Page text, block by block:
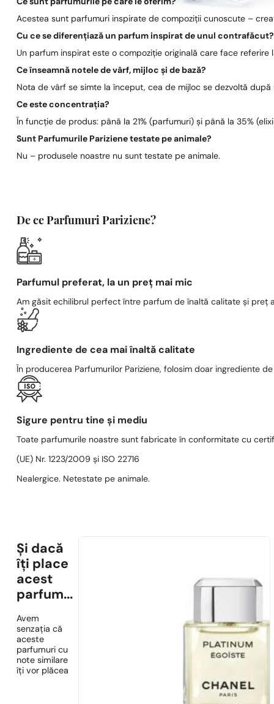
Ce sunt parfumurile pe care le oferim?
Acestea sunt parfumuri inspirate de compoziții cunoscute –
Cu ce se diferențiază un parfum inspirat de unul contrafăcut?
Un parfum inspirat este o compoziție originală care face
Ce înseamnă notele de vârf, mijloc și de bază?
Nota de vârf se simte la început, cea de mijloc se dezvoltă
Ce este concentrația?
În funcție de produs: până la 21% (parfumuri) și până la 35%
Sunt Parfumurile Pariziene testate pe animale?
Nu – produsele noastre nu sunt testate pe animale.
De ce Parfumuri Pariziene?
Parfumul preferat, la un preț mai mic
Am găsit echilibrul perfect între parfum de înaltă calitate și preț
Ingrediente de cea mai înaltă calitate
În producerea Parfumurilor Pariziene, folosim doar ingrediente
Sigure pentru tine și mediu
Toate parfumurile noastre sunt fabricate în conformitate cu
(UE) Nr. 1223/2009 și ISO 22716
Nealergice. Netestate pe animale.
Și dacă
îți place
acest
parfum...
Avem
senzația că
aceste
parfumuri cu
note similare
îți vor plăcea